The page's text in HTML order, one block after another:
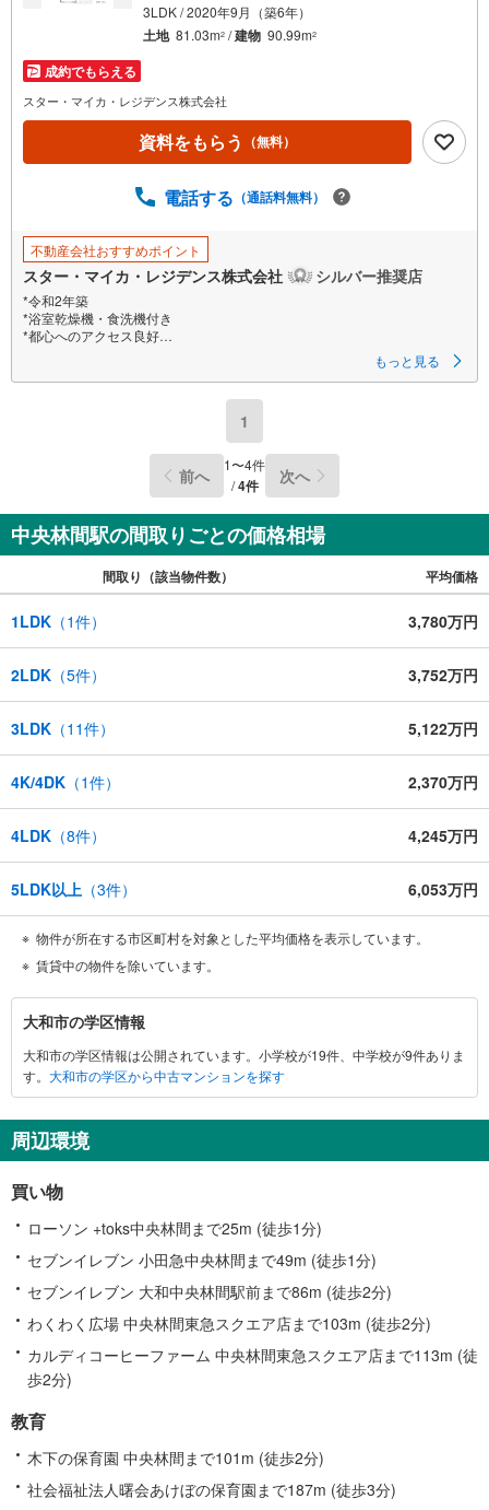
3LDK / 2020年9月（築6年）
土地 81.03m2 /建物 90.99m2
成約でもらえる
スター・マイカ・レジデンス株式会社
資料をもらう （無料）
電話する （通話料無料）
不動産会社おすすめポイント
スター・マイカ・レジデンス株式会社 シルバー推奨店
*令和2年築
*浴室乾燥機・食洗機付き
*都心へのアクセス良好
当日の見学も可能です。
人気物件には特に問い合わせが集中するため、お早めにお電話ください。
上記時間はお電話が繋がりやすくなっております。
「室内・現地を見学する」ボタンよりご予約いただくとご見学がスムーズ
スター・マイカ・レジデンスは、スター・マイカ・ホールディングス
（東証プライム上場）のグループ会社です。
・引越し業者のご紹介や、入居後オプションサポート
・税金、住宅ローンについて
・FPによるライフプランシュミレーション
----Yahoo！ 不動産キャンペーン対象店舗----
当店で物件を成約するとPayPayボーナスがもらえる
「Yahoo！不動産物件ご成約キャンペーン」の対象になります。
※yahoo！JAPAN IDでログインしてください
※Pay Payボーナスは出金と譲渡はできません
もっと見る
1
前へ 1〜4件
/4件 次へ
中央林間駅の間取りごとの価格相場
間取り（該当物件数） 平均価格
1LDK （1件） 3,780万円
2LDK （5件） 3,752万円
3LDK （11件） 5,122万円
4K/4DK （1件） 2,370万円
4LDK （8件） 4,245万円
5LDK以上 （3件） 6,053万円
物件が所在する市区町村を対象とした平均価格を表示しています。
賃貸中の物件を除いています。
大
和
市
に
す
る
報
大和市の学区情報
大和市の学区情報は公開されています。小学校が19件、中学校が9件ありま
す。 大和市の学区から中古マンションを探す
周辺環境
買い物
ローソン +toks中央林間まで25m (徒歩1分)
セブンイレブン 小田急中央林間まで49m (徒歩1分)
セブンイレブン 大和中央林間駅前まで86m (徒歩2分)
わくわく広場 中央林間東急スクエア店まで103m (徒歩2分)
カルディコーヒーファーム 中央林間東急スクエア店まで113m (徒
歩2分)
教育
木下の保育園 中央林間まで101m (徒歩2分)
社会福祉法人曙会あけぼの保育園まで187m (徒歩3分)